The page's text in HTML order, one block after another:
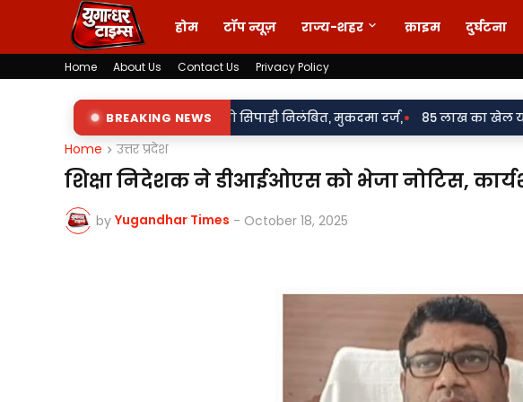
होम टॉप न्यूज़ राज्य-शहर क्राइम दुर्घटना
Home About Us Contact Us Privacy Policy
BREAKING NEWS
के आरोप में दो सिपाही निलंबित, मुकदमा दर्ज,• 85 लाख का खेल या पारदर्शिता पर
Home उत्तर प्रदेश
शिक्षा निदेशक ने डीआईओएस को भेजा नोटिस,
by Yugandhar Times - October 18, 2025